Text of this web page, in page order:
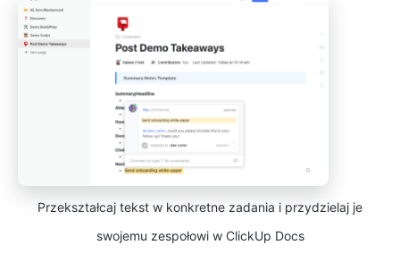
Przekształcaj tekst w konkretne zadania i przydzielaj je
swojemu zespołowi w ClickUp Docs